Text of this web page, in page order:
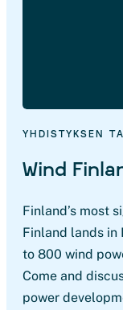
YHDISTYKSEN
Wind
Finland’s most
Finland lands in
to 800 wind
Come and
power